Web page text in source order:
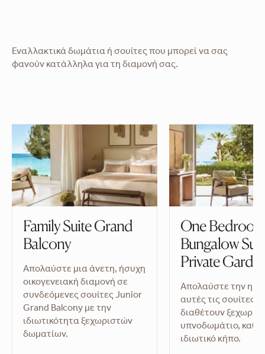
Εναλλακτικά δωμάτια ή σουίτες που μπορεί να σας
φανούν κατάλληλα για τη διαμονή σας.
Family Suite Grand
Balcony
Απολαύστε μια άνετη, ήσυχη
οικογενειακή διαμονή σε
συνδεόμενες σουίτες Junior
Grand Balcony με την
ιδιωτικότητα ξεχωριστών
δωματίων.
One Bedroom
Bungalow
Private
Απολαύστε την
αυτές τις σουίτες
διαθέτουν
υπνοδωμάτιο,
ιδιωτικό κήπο.